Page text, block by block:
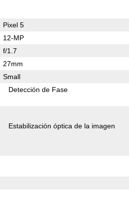
Pixel 5
12-MP
f/1.7
27mm
Small
Detección de Fase
Estabilización óptica de la imagen